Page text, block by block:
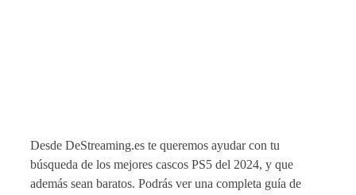
Desde DeStreaming.es te queremos ayudar con tu
búsqueda de los mejores cascos PS5 del 2024, y que
además sean baratos. Podrás ver una completa guía de